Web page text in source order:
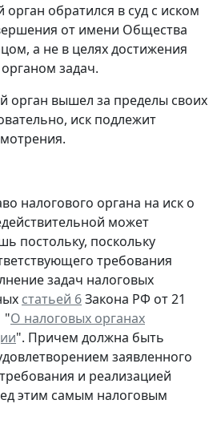
орган обратился в суд с иском
от имени Общества
а не в целях достижения
задач.
орган вышел за пределы своих
иск подлежит
налогового органа на иск о
может
постольку, поскольку
требования
задач налоговых
статьей 6Закона РФ от 21
"О налоговых органах
". Причем должна быть
заявленного
и реализацией
этим самым налоговым